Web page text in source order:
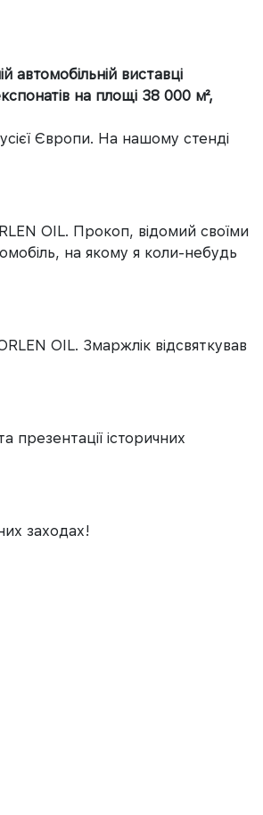
автомобільній виставці
на площі 38 000 м²,
Європи. На нашому стенді
OIL. Прокоп, відомий своїми
на якому я коли-небудь
OIL. Змаржлік відсвяткував
презентації історичних
заходах!